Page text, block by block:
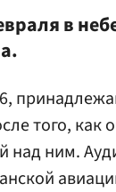
в
того, как
ним.